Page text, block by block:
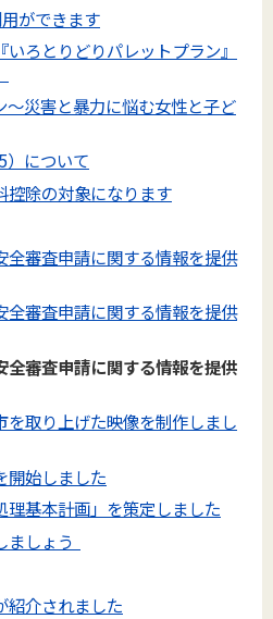
ができます
ろとりどりパレットプラン』
～災害と暴力に悩む女性と子ど
）について
控除の対象になります
全審査申請に関する情報を提供
全審査申請に関する情報を提供
全審査申請に関する情報を提供
を取り上げた映像を制作しまし
開始しました
理基本計画」を策定しました
ましょう
紹介されました